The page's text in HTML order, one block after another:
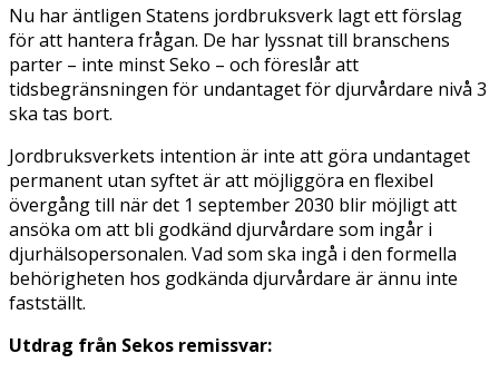
Nu har äntligen Statens jordbruksverk lagt ett förslag
för att hantera frågan. De har lyssnat till branschens
parter – inte minst Seko – och föreslår att
tidsbegränsningen för undantaget för djurvårdare nivå 3
ska tas bort.
Jordbruksverkets intention är inte att göra undantaget
permanent utan syftet är att möjliggöra en flexibel
övergång till när det 1 september 2030 blir möjligt att
ansöka om att bli godkänd djurvårdare som ingår i
djurhälsopersonalen. Vad som ska ingå i den formella
behörigheten hos godkända djurvårdare är ännu inte
fastställt.
Utdrag från Sekos remissvar: